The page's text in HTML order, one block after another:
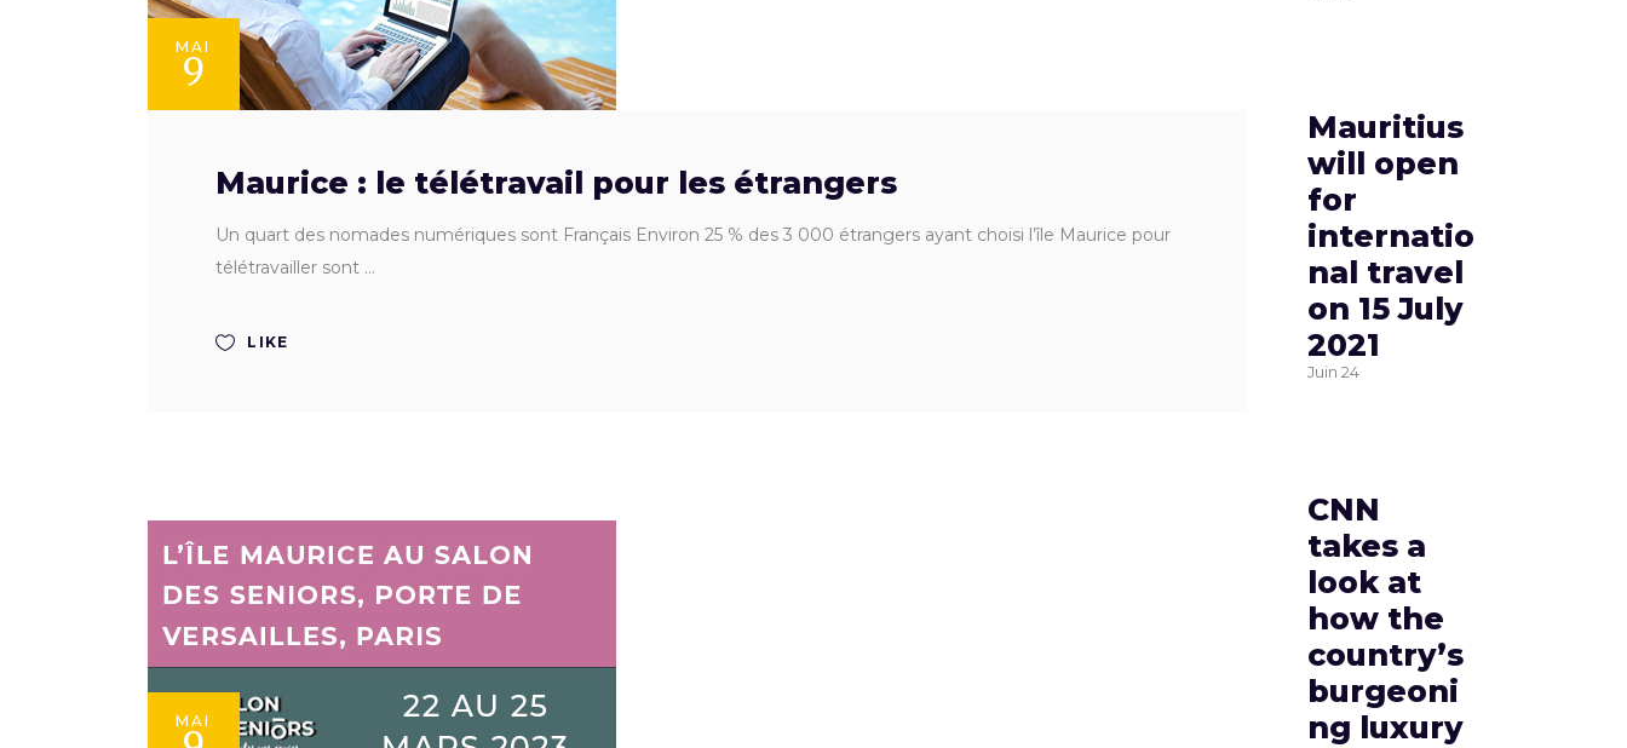
MAI
9
Maurice : le télétravail pour les étrangers
Un quart des nomades numériques sont Français Environ 25 % des 3 000 étrangers ayant choisi l’île Maurice pour
télétravailler sont
LIKE
MAI
Mauritius
will open
for
internatio
nal travel
on 15 July
2021
Juin 24
CNN
takes a
look at
how the
country’s
burgeoni
ng luxury